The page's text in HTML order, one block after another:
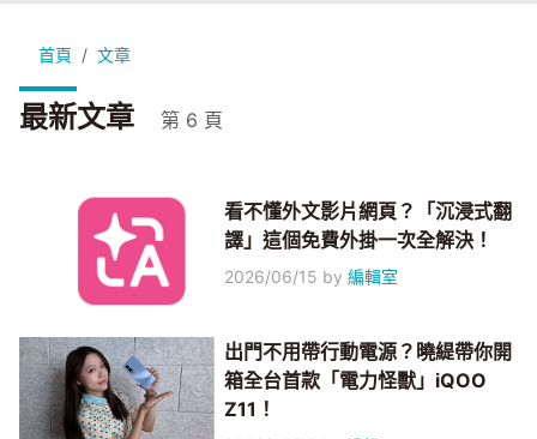
首頁 文章
最新文章 第 6 頁
看不懂外文影片網頁？「沉浸式翻
譯」這個免費外掛一次全解決！
2026/06/15 by編輯室
出門不用帶行動電源？曉緹帶你開
箱全台首款「電力怪獸」iQOO
Z11！